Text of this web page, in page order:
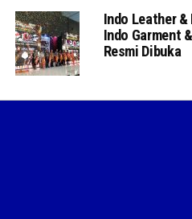
Indo Leather &
Indo Garment
Resmi Dibuka